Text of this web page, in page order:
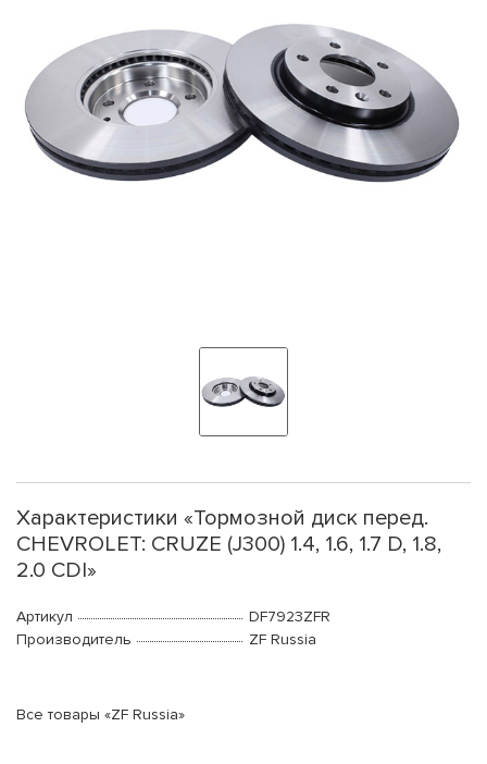
Характеристики «Тормозной диск перед.
CHEVROLET: CRUZE (J300) 1.4, 1.6, 1.7 D, 1.8,
2.0 CDI»
Артикул
DF7923ZFR
Производитель
ZF Russia
Все товары «ZF Russia»